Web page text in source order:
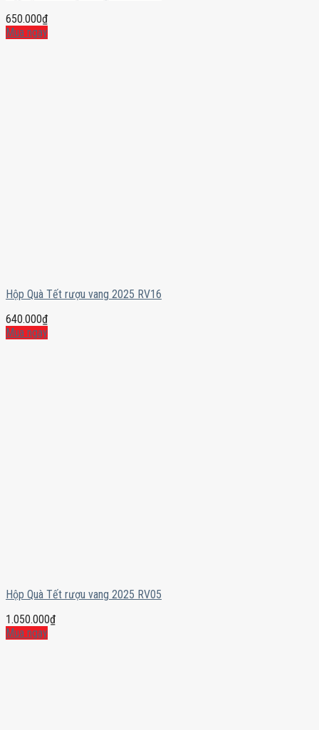
650.000₫
Mua ngay
Hộp Quà Tết rượu vang 2025 RV16
640.000₫
Mua ngay
Hộp Quà Tết rượu vang 2025 RV05
1.050.000₫
Mua ngay